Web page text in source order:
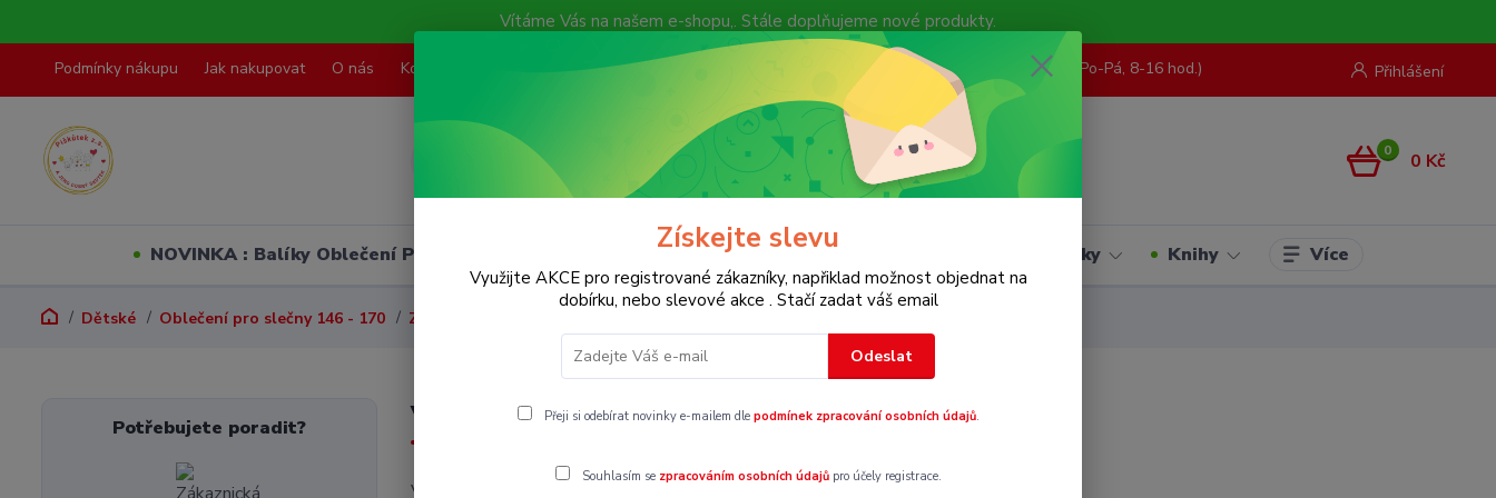
Vítáme Vás na našem e-shopu,. Stále doplňujeme nové produkty.
Podmínky nákupu Jak nakupovat O nás Kontakty Přihlášení
Hledat
Nevíte si rady? Zavolejte. + 420 773 967 062 (Po-Pá, 8-16 hod.)
0 0 Kč
NOVINKA : Balíky Oblečení PO VELIKOSTECH Dětské Dámské Hračky Knihy Více
Dětské Oblečení pro slečny 146 - 170 Zimní kalhoty, oteplováky
Vel.170
V této kategorii nebylo nalezeno žádné zboží.
Potřebujete poradit?
Získejte slevu
Využijte AKCE pro registrované zákazníky, napřiklad možnost objednat na
dobírku, nebo slevové akce . Stačí zadat váš email
Odeslat
Přeji si odebírat novinky e-mailem dle podmínek zpracování osobních údajů.
Souhlasím se zpracováním osobních údajůpro účely registrace.